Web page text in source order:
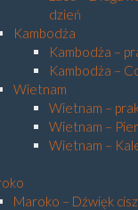
dzień
Kambodża
Kambodża –
Kambodża –
Wietnam
Wietnam –
Wietnam –
Wietnam –
Maroko – Dźwięk